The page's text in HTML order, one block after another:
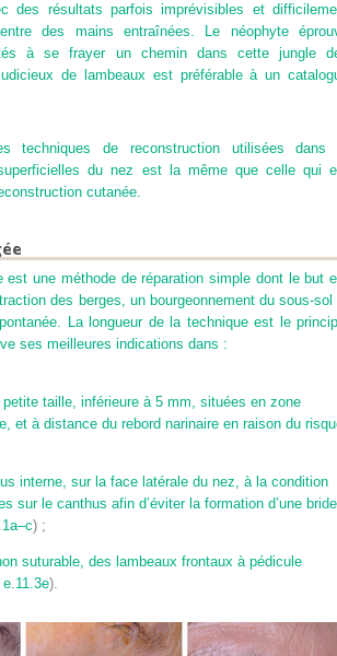
des résultats parfois imprévisibles et
des mains entraînées. Le néophyte
à se frayer un chemin dans cette jungle
de lambeaux est préférable à un
techniques de reconstruction utilisées dans
du nez est la même que celle qui
cutanée.
est une méthode de réparation simple dont le but
des berges, un bourgeonnement du sous-sol
La longueur de la technique est le
ses meilleures indications dans :
taille, inférieure à 5 mm, situées en zone
et à distance du rebord narinaire en raison du
interne, sur la face latérale du nez, à la condition
sur le canthus afin d’éviter la formation d’une bride
) ;
suturable, des lambeaux frontaux à pédicule
).